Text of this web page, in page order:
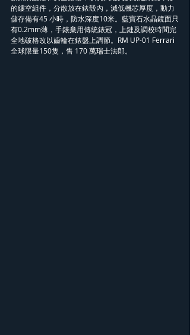
的縷空組件，分散放在錶殻內，減低機芯厚度，動力
儲存備有45 小時，防水深度10米。藍寶石水晶鏡面只
有0.2mm薄，手錶棄用傳統錶冠，上鏈及調校時間完
全地破格改以齒輪在錶盤上調節。RM UP-01 Ferrari
全球限量150隻，售 170 萬瑞士法郎。